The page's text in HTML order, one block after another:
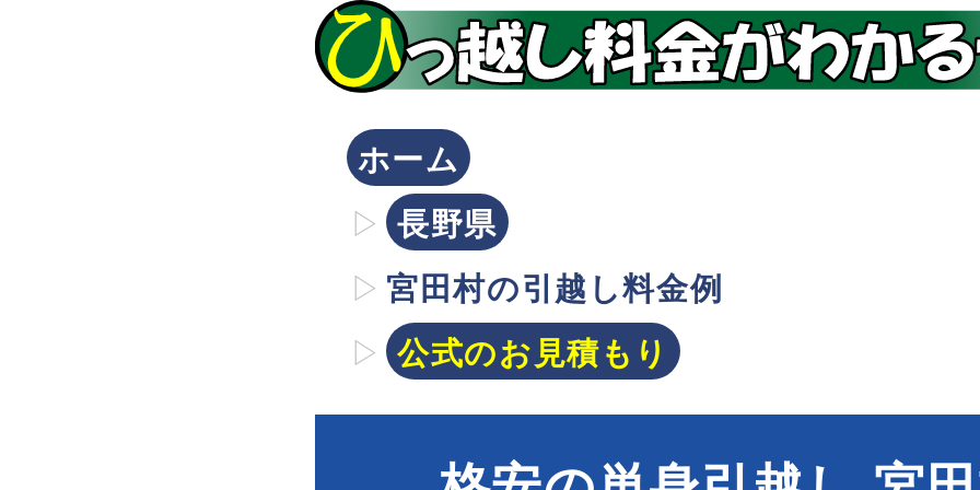
ホーム
長野県
宮田村の引越し料金例
公式のお見積もり